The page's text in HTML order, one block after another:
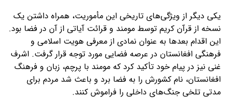
یکی دیگر از ویژگی‌های تاریخی این مأموریت، همراه داشتن یک
نسخه از قرآن کریم توسط مومند و قرائت آیاتی از آن در فضا بود.
این اقدام بعدها به عنوان نمادی از معرفی هویت اسلامی و
فرهنگی افغانستان در عرصه فضایی مورد توجه قرار گرفت. اشرف
غنی نیز در پیام خود تأکید کرد که مومند با پرچم، زبان و فرهنگ
افغانستان، نام کشورش را به فضا برد و باعث شد مردم برای
مدتی تلخی جنگ‌های داخلی را فراموش کنند.